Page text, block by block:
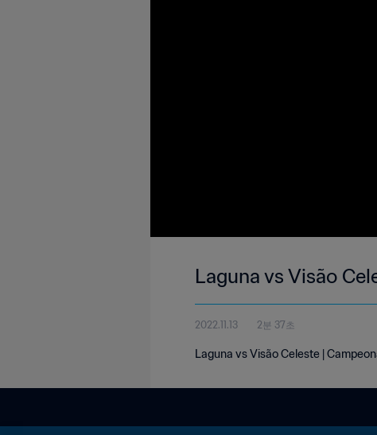
Laguna vs Visão
2022.11.13 2분 37초
Laguna vs Visão Celeste |